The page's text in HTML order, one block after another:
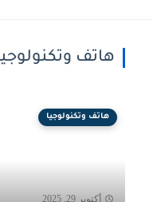
هاتف
هاتف وتكنولوجيا
أكتوبر 29, 2025